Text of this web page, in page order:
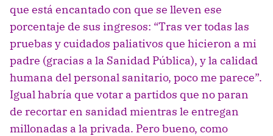
que está encantado con que se lleven ese
porcentaje de sus ingresos: “Tras ver todas las
pruebas y cuidados paliativos que hicieron a mi
padre (gracias a la Sanidad Pública), y la calidad
humana del personal sanitario, poco me parece”.
Igual habría que votar a partidos que no paran
de recortar en sanidad mientras le entregan
millonadas a la privada. Pero bueno, como